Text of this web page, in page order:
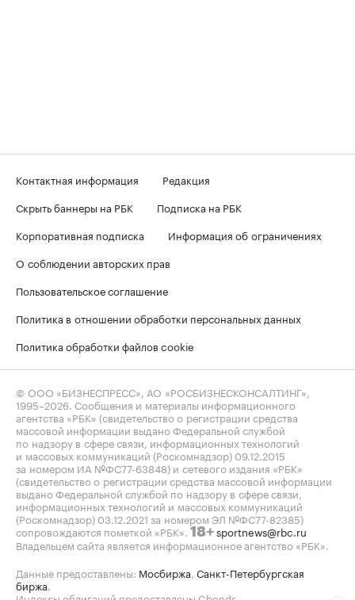
Контактная информация
Редакция
Скрыть баннеры на РБК
Подписка на РБК
Корпоративная подписка
Информация об ограничениях
О соблюдении авторских прав
Пользовательское соглашение
Политика в отношении обработки персональных данных
Политика обработки файлов cookie
© ООО «БИЗНЕСПРЕСС», АО «РОСБИЗНЕСКОНСАЛТИНГ»,
1995–2026 . Сообщения и материалы информационного
агентства «РБК» (свидетельство о регистрации средства
массовой информации выдано Федеральной службой
по надзору в сфере связи, информационных технологий
и массовых коммуникаций (Роскомнадзор) 09.12.2015
за номером ИА №ФС77-63848) и сетевого издания «РБК»
(свидетельство о регистрации средства массовой информации
выдано Федеральной службой по надзору в сфере связи,
информационных технологий и массовых коммуникаций
(Роскомнадзор) 03.12.2021 за номером ЭЛ №ФС77-82385)
сопровождаются пометкой «РБК». 18+ sportnews@rbc.ru
Владельцем сайта является информационное агентство «РБК».
Данные предоставлены: Мосбиржа Санкт-Петербургская
биржа